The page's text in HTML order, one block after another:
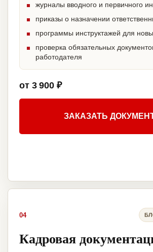
журналы вводного и первичного
приказы о назначении
программы инструктажей для
проверка обязательных
работодателя
от 3 900 ₽
ЗАКАЗАТЬ
04
Кадровая